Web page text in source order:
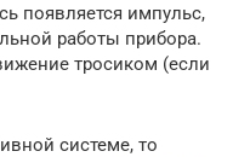
появляется импульс,
работы прибора.
тросиком (если
системе, то